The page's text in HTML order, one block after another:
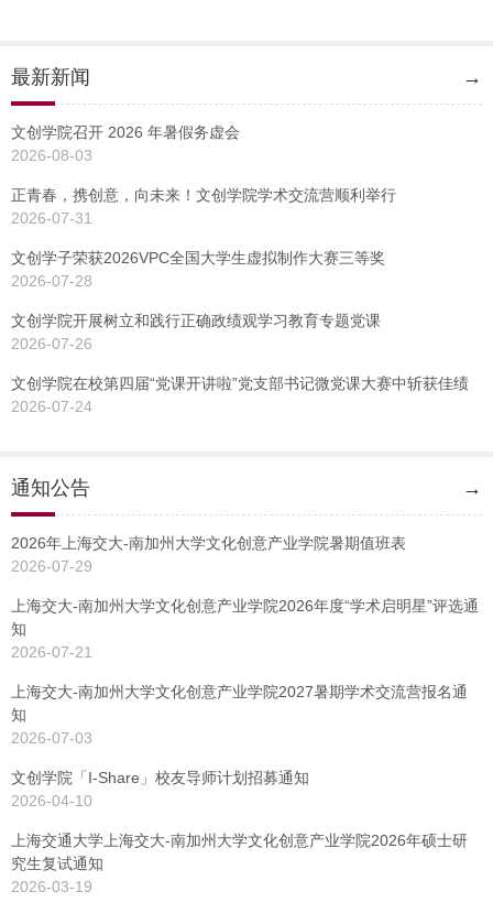
最新新闻 →
文创学院召开 2026 年暑假务虚会
2026-08-03
正青春，携创意，向未来！文创学院学术交流营顺利举行
2026-07-31
文创学子荣获2026VPC全国大学生虚拟制作大赛三等奖
2026-07-28
文创学院开展树立和践行正确政绩观学习教育专题党课
2026-07-26
文创学院在校第四届“党课开讲啦”党支部书记微党课大赛中斩获佳绩
2026-07-24
通知公告 →
2026年上海交大-南加州大学文化创意产业学院暑期值班表
2026-07-29
上海交大-南加州大学文化创意产业学院2026年度“学术启明星”评选通
知
2026-07-21
上海交大-南加州大学文化创意产业学院2027暑期学术交流营报名通
知
2026-07-03
文创学院「I-Share」校友导师计划招募通知
2026-04-10
上海交通大学上海交大-南加州大学文化创意产业学院2026年硕士研
究生复试通知
2026-03-19